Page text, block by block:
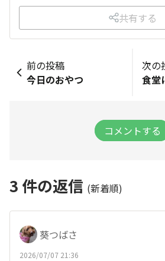
共有する
前の投稿
今日のおやつ
次の
食堂
コメントする
3 件の返信 (新着順)
葵つばさ
2026/07/07 21:36